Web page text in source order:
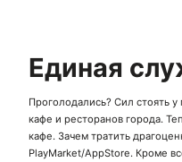
Единая
Проголодались? Сил стоять
кафе и ресторанов города.
кафе. Зачем тратить
PlayMarket/AppStore. Кроме